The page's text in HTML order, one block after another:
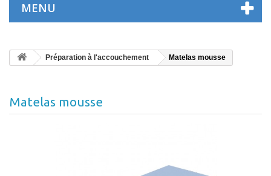
MENU
Préparation à l'accouchement Matelas mousse
Matelas mousse